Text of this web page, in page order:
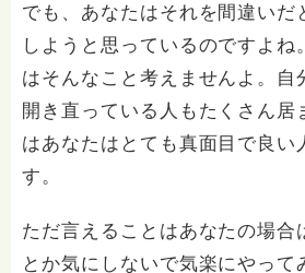
でも、あなたはそれを間違いだ
しようと思っているのですよね
はそんなこと考えませんよ。自
開き直っている人もたくさん居
はあなたはとても真面目で良い
す。
ただ言えることはあなたの場合
とか気にしないで気楽にやって